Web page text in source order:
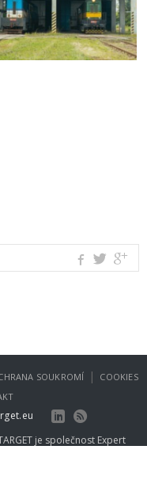
SOUKROMÍ | COOKIES
je společnost Expert